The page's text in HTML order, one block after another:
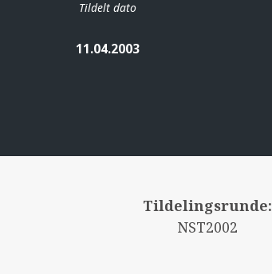
Tildelt dato
11.04.2003
Tildelingsrunde:
NST2002